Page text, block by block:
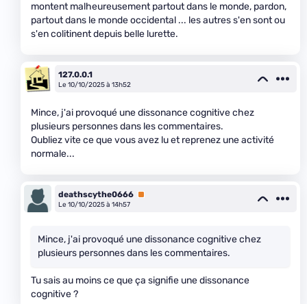
montent malheureusement partout dans le monde, pardon,
partout dans le monde occidental ... les autres s'en sont ou
s'en colitinent depuis belle lurette.
127.0.0.1
Le 10/10/2025 à 13h52
Mince, j'ai provoqué une dissonance cognitive chez
plusieurs personnes dans les commentaires.
Oubliez vite ce que vous avez lu et reprenez une activité
normale...
deathscythe0666 Premium
Le 10/10/2025 à 14h57
Mince, j'ai provoqué une dissonance cognitive chez
plusieurs personnes dans les commentaires.
Tu sais au moins ce que ça signifie une dissonance
cognitive ?